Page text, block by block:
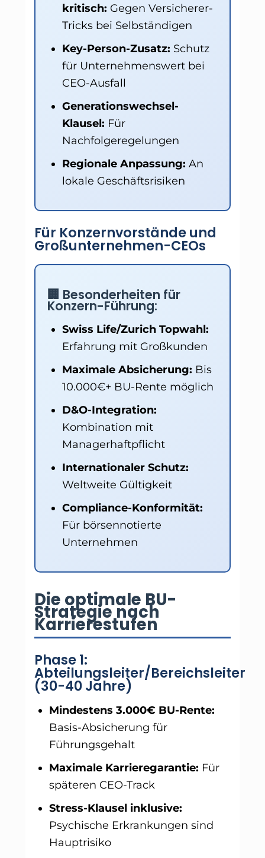
kritisch: Gegen Versicherer-
Tricks bei Selbständigen
Key-Person-Zusatz: Schutz
für Unternehmenswert bei
CEO-Ausfall
Generationswechsel-
Klausel: Für
Nachfolgeregelungen
Regionale Anpassung: An
lokale Geschäftsrisiken
Für Konzernvorstände und
Großunternehmen-CEOs
🏢 Besonderheiten für
Konzern-Führung:
Swiss Life/Zurich Topwahl:
Erfahrung mit Großkunden
Maximale Absicherung: Bis
10.000€+ BU-Rente möglich
D&O-Integration:
Kombination mit
Managerhaftpflicht
Internationaler Schutz:
Weltweite Gültigkeit
Compliance-Konformität:
Für börsennotierte
Unternehmen
Die optimale BU-
Strategie nach
Karrierestufen
Phase 1:
Abteilungsleiter/Bereichsleiter
(30-40 Jahre)
Mindestens 3.000€ BU-Rente:
Basis-Absicherung für
Führungsgehalt
Maximale Karrieregarantie: Für
späteren CEO-Track
Stress-Klausel inklusive:
Psychische Erkrankungen sind
Hauptrisiko